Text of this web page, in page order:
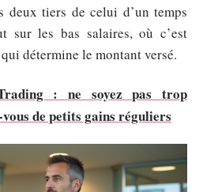
deux tiers de celui d’un temps
sur les bas salaires, où c’est
détermine le montant versé.
: ne soyez pas trop
de petits gains réguliers